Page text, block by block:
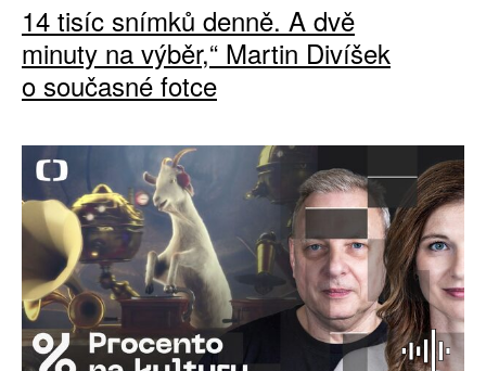
14 tisíc snímků denně. A dvě
minuty na výběr,“ Martin Divíšek
o současné fotce